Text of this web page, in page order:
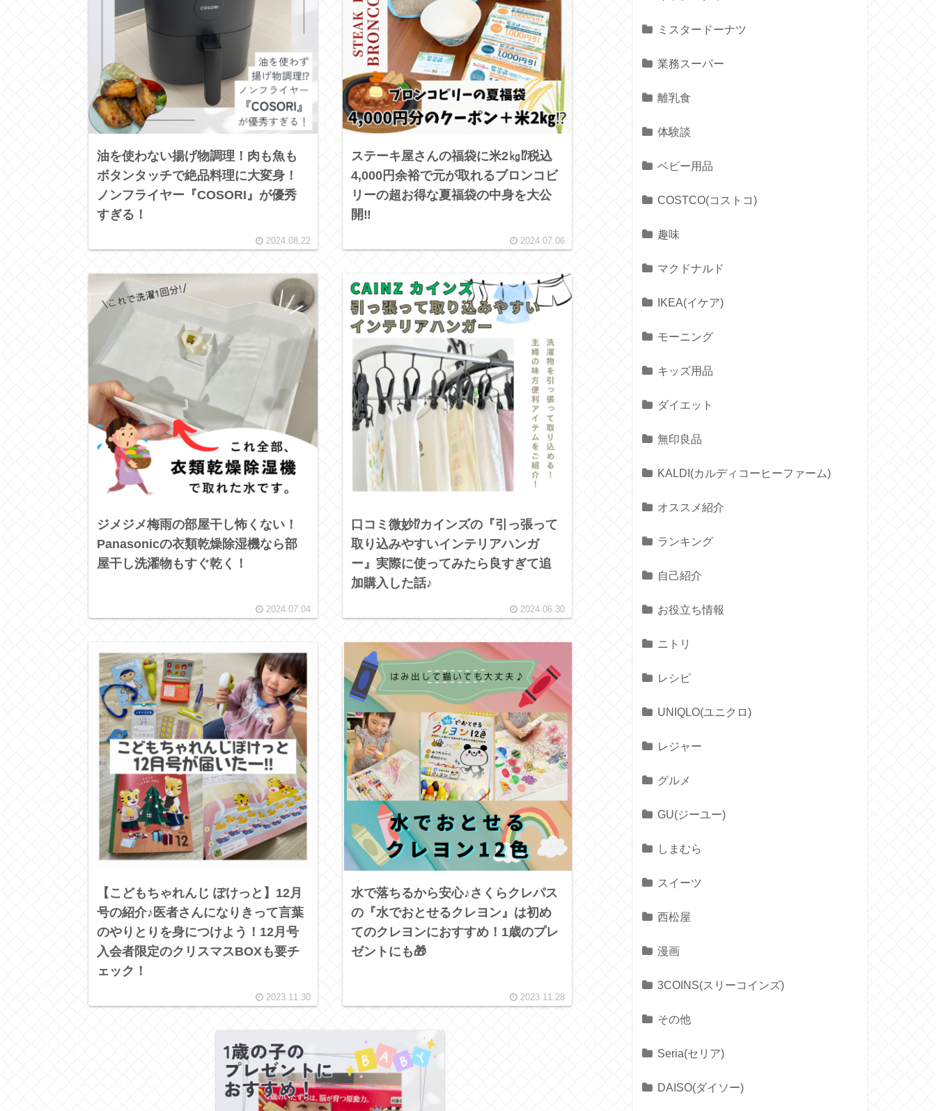
油を使わない揚げ物調理！肉も魚も
ボタンタッチで絶品料理に大変身！
ノンフライヤー『COSORI』が優秀
すぎる！
2024.08.22
ステーキ屋さんの福袋に米2㎏⁉税込
4,000円余裕で元が取れるブロンコビ
リーの超お得な夏福袋の中身を大公
開‼
2024.07.06
ジメジメ梅雨の部屋干し怖くない！
Panasonicの衣類乾燥除湿機なら部
屋干し洗濯物もすぐ乾く！
2024.07.04
口コミ微妙⁉カインズの『引っ張って
取り込みやすいインテリアハンガ
ー』実際に使ってみたら良すぎて追
加購入した話♪
2024.06.30
【こどもちゃれんじ ぽけっと】12月
号の紹介♪医者さんになりきって言葉
のやりとりを身につけよう！12月号
入会者限定のクリスマスBOXも要チ
ェック！
2023.11.30
水で落ちるから安心♪さくらクレパス
の『水でおとせるクレヨン』は初め
てのクレヨンにおすすめ！1歳のプレ
ゼントにも🎁
2023.11.28
ミスタードーナツ
業務スーパー
離乳食
体験談
ベビー用品
COSTCO(コストコ)
趣味
マクドナルド
IKEA(イケア)
モーニング
キッズ用品
ダイエット
無印良品
KALDI(カルディコーヒーファーム)
オススメ紹介
ランキング
自己紹介
お役立ち情報
ニトリ
レシピ
UNIQLO(ユニクロ)
レジャー
グルメ
GU(ジーユー)
しまむら
スイーツ
西松屋
漫画
3COINS(スリーコインズ)
その他
Seria(セリア)
DAISO(ダイソー)